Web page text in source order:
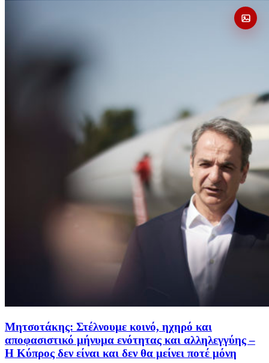
Μητσοτάκης: Στέλνουμε κοινό, ηχηρό και
αποφασιστικό μήνυμα ενότητας και αλληλεγγύης –
Η Κύπρος δεν είναι και δεν θα μείνει ποτέ μόνη